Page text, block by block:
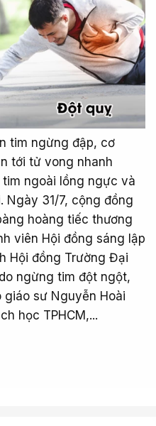
tim ngừng đập, cơ
tới tử vong nhanh
ngoài lồng ngực và
Ngày 31/7, cộng đồng
hoàng tiếc thương
viên Hội đồng sáng lập
Hội đồng Trường Đại
ngừng tim đột ngột,
giáo sư Nguyễn Hoài
học TPHCM,...